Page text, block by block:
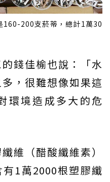
160-200支菸蒂，總計1萬30
錢佳榆也說：「水
，很難想像如果這
環境造成多大的危
維（醋酸纖維素）
1萬2000根塑膠纖